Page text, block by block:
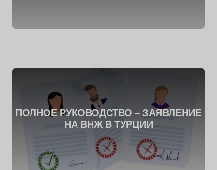
ПОЛНОЕ РУКОВОДСТВО – ЗАЯВЛЕНИЕ
НА ВНЖ В ТУРЦИИ